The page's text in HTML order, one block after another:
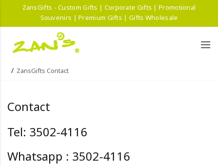
ZansGifts - Custom Gifts | Corporate Gifts | Promotional
Souvenirs | Premium Gifts | Gifts Wholesale
ZansGifts Contact
Contact
Tel: 3502-4116
Whatsapp : 3502-4116